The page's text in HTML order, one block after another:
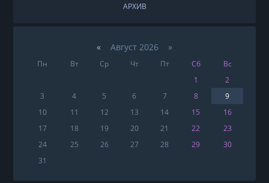
АРХИВ
«Август 2026 »
Пн Вт Ср Чт Пт Сб
Вс
1
2
3
4 5 6 7 8
9
10
11 12 13 14 15
16
17
18 19 20 21 22
23
24
25 26 27 28 29
30
31